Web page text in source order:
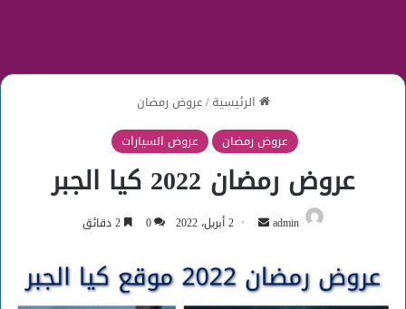
الرئيسية/عروض رمضان
عروض رمضان
عروض السيارات
عروض رمضان 2022 كيا الجبر
admin
أرسل
إلكترونيا
2 أبريل، 2022 0